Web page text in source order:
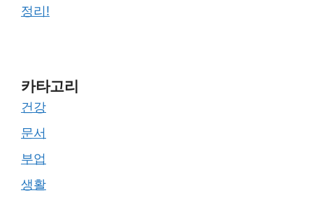
정리!
카타고리
건강
문서
부업
생활